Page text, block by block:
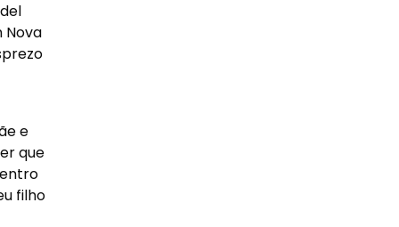
Nova
e
que
filho